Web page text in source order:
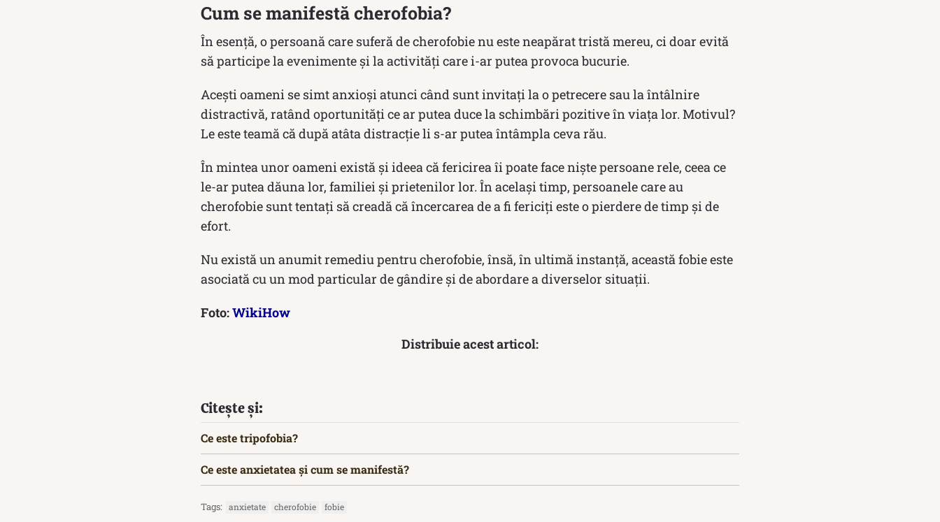
Cum se manifestă cherofobia?
În esență, o persoană care suferă de cherofobie nu este neapărat tristă mereu, ci doar evită
să participe la evenimente şi la activităţi care i-ar putea provoca bucurie.
Acești oameni se simt anxioși atunci când sunt invitaţi la o petrecere sau la întâlnire
distractivă, ratând oportunităţi ce ar putea duce la schimbări pozitive în viaţa lor. Motivul?
Le este teamă că după atâta distracție li s-ar putea întâmpla ceva rău.
În mintea unor oameni există şi ideea că fericirea îi poate face niște persoane rele, ceea ce
le-ar putea dăuna lor, familiei şi prietenilor lor. În același timp, persoanele care au
cherofobie sunt tentați să creadă că încercarea de a fi fericiți este o pierdere de timp și de
efort.
Nu există un anumit remediu pentru cherofobie, însă, în ultimă instanţă, această fobie este
asociată cu un mod particular de gândire şi de abordare a diverselor situaţii.
Foto:WikiHow
Distribuie acest articol:
Citește și:
Ce este tripofobia?
Ce este anxietatea și cum se manifestă?
Tags: anxietate cherofobie fobie